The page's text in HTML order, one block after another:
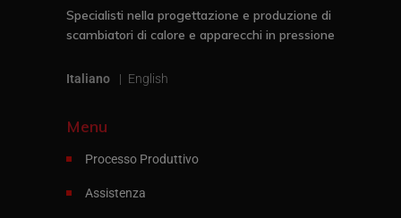
Specialisti nella progettazione e produzione di
scambiatori di calore e apparecchi in pressione
Italiano English
Menu
Processo Produttivo
Assistenza